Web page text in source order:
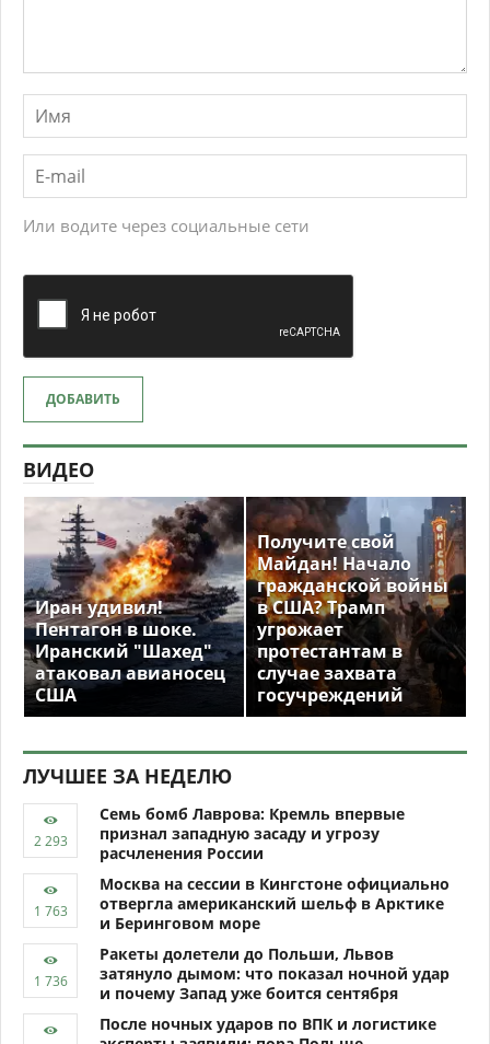
Или водите через социальные сети
ДОБАВИТЬ
ВИДЕО
Иран удивил!
Пентагон в шоке.
Иранский "Шахед"
атаковал авианосец
США
Получите свой
Майдан! Начало
гражданской войны
в США? Трамп
угрожает
протестантам в
случае захвата
госучреждений
ЛУЧШЕЕ ЗА НЕДЕЛЮ
Семь бомб Лаврова: Кремль впервые
признал западную засаду и угрозу
расчленения России
Москва на сессии в Кингстоне официально
отвергла американский шельф в Арктике
и Беринговом море
Ракеты долетели до Польши, Львов
затянуло дымом: что показал ночной удар
и почему Запад уже боится сентября
После ночных ударов по ВПК и логистике